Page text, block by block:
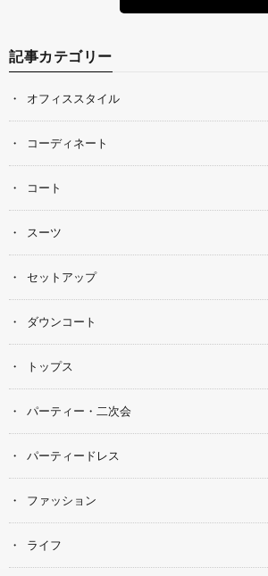
記事カテゴリー
オフィススタイル
コーディネート
コート
スーツ
セットアップ
ダウンコート
トップス
パーティー・二次会
パーティードレス
ファッション
ライフ